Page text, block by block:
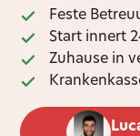
Feste
Start innert
Zuhause in